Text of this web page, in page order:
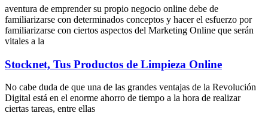
aventura de emprender su propio negocio online debe de
familiarizarse con determinados conceptos y hacer el esfuerzo por
familiarizarse con ciertos aspectos del Marketing Online que serán
vitales a la
Stocknet, Tus Productos de Limpieza Online
No cabe duda de que una de las grandes ventajas de la Revolución
Digital está en el enorme ahorro de tiempo a la hora de realizar
ciertas tareas, entre ellas